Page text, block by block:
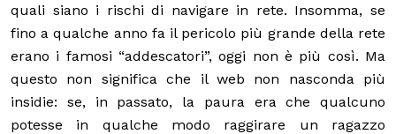
quali siano i rischi di navigare in rete. Insomma, se
fino a qualche anno fa il pericolo più grande della rete
erano i famosi “addescatori”, oggi non è più così. Ma
questo non significa che il web non nasconda più
insidie: se, in passato, la paura era che qualcuno
potesse in qualche modo raggirare un ragazzo